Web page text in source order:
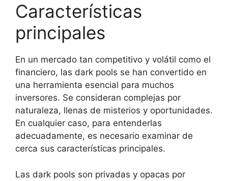
Características
principales
En un mercado tan competitivo y volátil como el
financiero, las dark pools se han convertido en
una herramienta esencial para muchos
inversores. Se consideran complejas por
naturaleza, llenas de misterios y oportunidades.
En cualquier caso, para entenderlas
adecuadamente, es necesario examinar de
cerca sus características principales.
Las dark pools son privadas y opacas por